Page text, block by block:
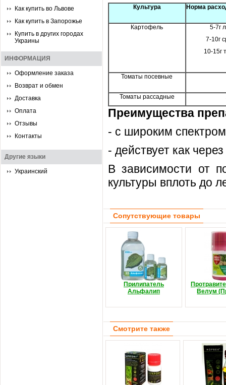
Как купить во Львове
Как купить в Запорожье
Купить в других городах
Украины
ИНФОРМАЦИЯ
Оформление заказа
Возврат и обмен
Доставка
Оплата
Отзывы
Контакты
Другие языки
Украинский
Культура Норма
Картофель
5-7г
7-10г
10-15г
Томаты посевные
Томаты рассадные
Преимущества
- с широким
- действует как
В зависимости от
культуры вплоть до
Сопутствующие товары
Прилипатель
Альфалип
Велум
Смотрите также